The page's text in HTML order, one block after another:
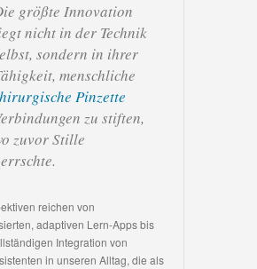
größte Innovation
nicht in der Technik
sondern in ihrer
menschliche
Pinzette
zu stiften,
zuvor Stille
reichen von
adaptiven Lern-Apps bis
Integration von
in unseren Alltag, die als